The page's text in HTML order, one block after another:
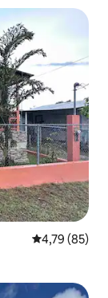
Évaluation
4,79 (85)